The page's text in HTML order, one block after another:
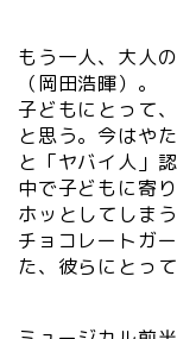
もう一人、大人
（岡田浩暉）。
子どもにとって
と思う。今はや
と「ヤバイ人」
中で子どもに寄
ホッとしてしまう
チョコレートガ
た、彼らにとって